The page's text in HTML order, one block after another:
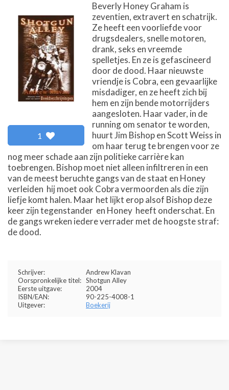
1
Beverly Honey Graham is
zeventien, extravert en schatrijk.
Ze heeft een voorliefde voor
drugsdealers, snelle motoren,
drank, seks en vreemde
spelletjes. En ze is gefascineerd
door de dood. Haar nieuwste
vriendje is Cobra, een gevaarlijke
misdadiger, en ze heeft zich bij
hem en zijn bende motorrijders
aangesloten. Haar vader, in de
running om senator te worden,
huurt Jim Bishop en Scott Weiss in
om haar terug te brengen voor ze
nog meer schade aan zijn politieke carrière kan
toebrengen. Bishop moet niet alleen infiltreren in een
van de meest beruchte gangs van de staat en Honey
verleiden  hij moet ook Cobra vermoorden als die zijn
liefje komt halen. Maar het lijkt erop alsof Bishop deze
keer zijn tegenstander  en Honey  heeft onderschat. En
de gangs wreken iedere verrader met de hoogste straf:
de dood.
Schrijver:
Andrew Klavan
Oorspronkelijke titel: Shotgun Alley
Eerste uitgave:
2004
ISBN/EAN:
90-225-4008-1
Uitgever:
Boekerij